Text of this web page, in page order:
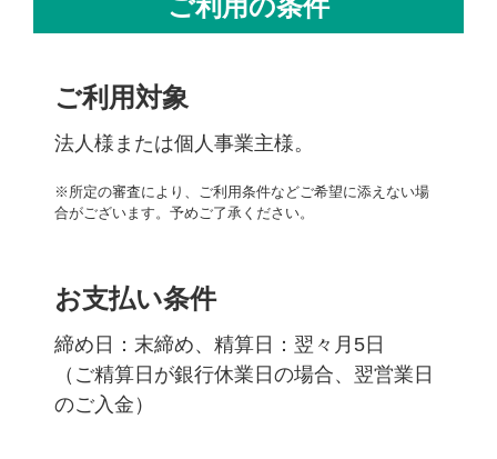
ご利用の条件
ご利用対象
法人様または個人事業主様。
※所定の審査により、ご利用条件などご希望に添えない場
合がございます。予めご了承ください。
お支払い条件
締め日：末締め、精算日：翌々月5日
（ご精算日が銀行休業日の場合、翌営業日
のご入金）